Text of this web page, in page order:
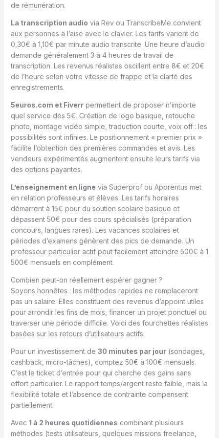
de rémunération.
La transcription audio via Rev ou TranscribeMe convient
aux personnes à l’aise avec le clavier. Les tarifs varient de
0,30€ à 1,10€ par minute audio transcrite. Une heure d’audio
demande généralement 3 à 4 heures de travail de
transcription. Les revenus réalistes oscillent entre 8€ et 20€
de l’heure selon votre vitesse de frappe et la clarté des
enregistrements.
5euros.com et Fiverrpermettent de proposer n’importe
quel service dès 5€. Création de logo basique, retouche
photo, montage vidéo simple, traduction courte, voix off : les
possibilités sont infinies. Le positionnement « premier prix »
facilite l’obtention des premières commandes et avis. Les
vendeurs expérimentés augmentent ensuite leurs tarifs via
des options payantes.
L’enseignement en ligne via Superprof ou Apprentus met
en relation professeurs et élèves. Les tarifs horaires
démarrent à 15€ pour du soutien scolaire basique et
dépassent 50€ pour des cours spécialisés (préparation
concours, langues rares). Les vacances scolaires et
périodes d’examens génèrent des pics de demande. Un
professeur particulier actif peut facilement atteindre 500€ à 1
500€ mensuels en complément.
Combien peut-on réellement espérer gagner ?
Soyons honnêtes : les méthodes rapides ne remplaceront
pas un salaire. Elles constituent des revenus d’appoint utiles
pour arrondir les fins de mois, financer un projet ponctuel ou
traverser une période difficile. Voici des fourchettes réalistes
basées sur les retours d’utilisateurs actifs.
Pour un investissement de 30 minutes par jour(sondages,
cashback, micro-tâches), comptez 50€ à 100€ mensuels.
C’est le ticket d’entrée pour qui cherche des gains sans
effort particulier. Le rapport temps/argent reste faible, mais la
flexibilité totale et l’absence de contrainte compensent
partiellement.
Avec 1 à 2 heures quotidiennes combinant plusieurs
méthodes (tests utilisateurs, quelques missions freelance,